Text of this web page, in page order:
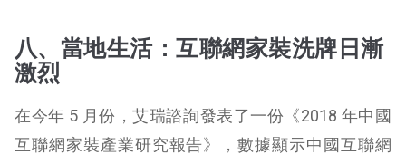
八、當地生活：互聯網家裝洗牌日漸
激烈
在今年 5 月份，艾瑞諮詢發表了一份《2018 年中國
互聯網家裝產業研究報告》，數據顯示中國互聯網